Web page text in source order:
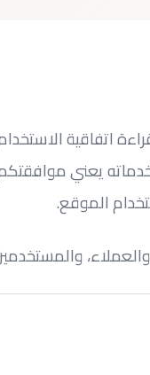
اتفاقية
يعني
الموقع.